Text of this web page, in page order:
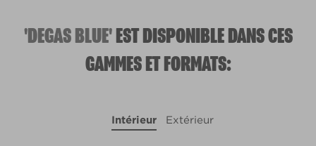
'DEGAS BLUE'EST DISPONIBLE DANS CES
GAMMES ET FORMATS:
Intérieur Extérieur